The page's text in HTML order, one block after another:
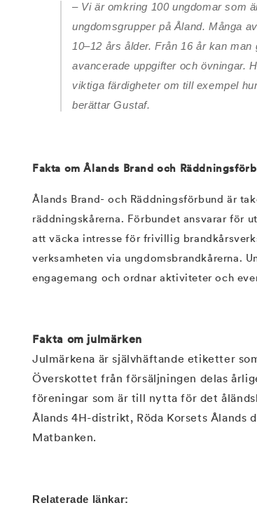
– Vi är omkring 100 ungdomar som
ungdomsgrupper på Åland. Många
10–12 års ålder. Från 16 år kan
avancerade uppgifter och övningar.
viktiga färdigheter om till exempel
berättar Gustaf.
Fakta om Ålands Brand och
Ålands Brand- och Räddningsförbund är
räddningskårerna. Förbundet ansvarar för
att väcka intresse för frivillig
verksamheten via ungdomsbrandkårerna.
engagemang och ordnar aktiviteter och
Fakta om julmärken
Julmärkena är självhäftande etiketter
Överskottet från försäljningen delas
föreningar som är till nytta för det
Ålands 4H-distrikt, Röda Korsets Ålands
Matbanken.
Relaterade länkar: